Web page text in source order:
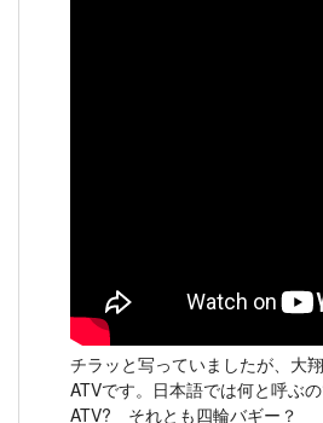
チラッと写っていましたが、大
ATVです。日本語では何と呼ぶ
ATV? それとも四輪バギー？